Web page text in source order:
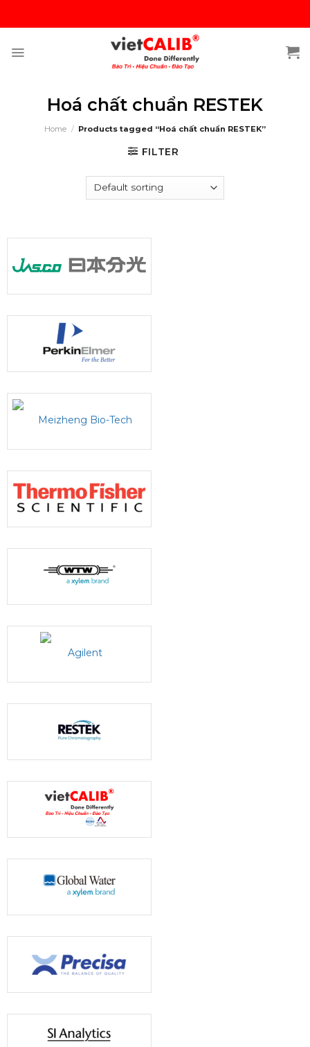
content
Hoá chất chuẩn RESTEK
Home / Products tagged “Hoá chất chuẩn RESTEK”
FILTER